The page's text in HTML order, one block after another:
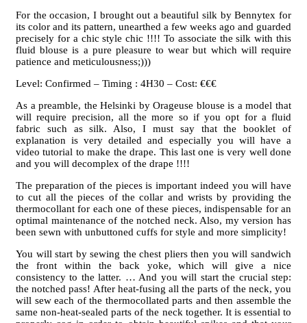
For the occasion, I brought out a beautiful silk by Bennytex for
its color and its pattern, unearthed a few weeks ago and guarded
precisely for a chic style chic !!!! To associate the silk with this
fluid blouse is a pure pleasure to wear but which will require
patience and meticulousness;)))
Level: Confirmed – Timing : 4H30 – Cost: €€€
As a preamble, the Helsinki by Orageuse blouse is a model that
will require precision, all the more so if you opt for a fluid
fabric such as silk. Also, I must say that the booklet of
explanation is very detailed and especially you will have a
video tutorial to make the drape. This last one is very well done
and you will decomplex of the drape !!!!
The preparation of the pieces is important indeed you will have
to cut all the pieces of the collar and wrists by providing the
thermocollant for each one of these pieces, indispensable for an
optimal maintenance of the notched neck. Also, my version has
been sewn with unbuttoned cuffs for style and more simplicity!
You will start by sewing the chest pliers then you will sandwich
the front within the back yoke, which will give a nice
consistency to the latter. … And you will start the crucial step:
the notched pass! After heat-fusing all the parts of the neck, you
will sew each of the thermocollated parts and then assemble the
same non-heat-sealed parts of the neck together. It is essential to